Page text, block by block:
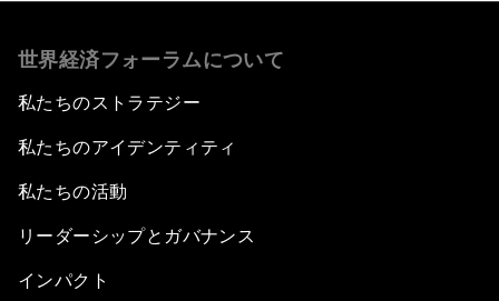
世界経済フォーラムについて
私たちのストラテジー
私たちのアイデンティティ
私たちの活動
リーダーシップとガバナンス
インパクト